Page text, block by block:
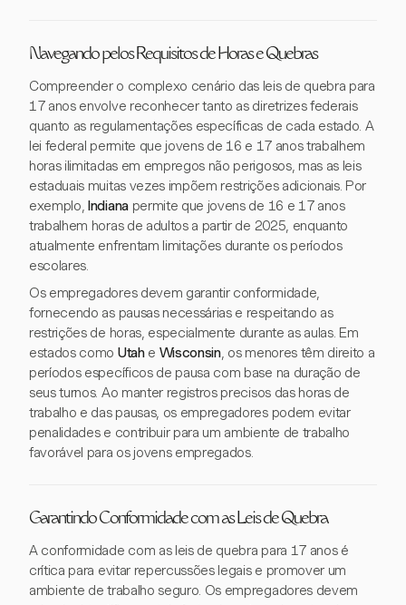
Navegando pelos Requisitos de Horas e Quebras
Compreender o complexo cenário das leis de quebra para
17 anos envolve reconhecer tanto as diretrizes federais
quanto as regulamentações específicas de cada estado. A
lei federal permite que jovens de 16 e 17 anos trabalhem
horas ilimitadas em empregos não perigosos, mas as leis
estaduais muitas vezes impõem restrições adicionais. Por
exemplo,Indianapermite que jovens de 16 e 17 anos
trabalhem horas de adultos a partir de 2025, enquanto
atualmente enfrentam limitações durante os períodos
escolares.
Os empregadores devem garantir conformidade,
fornecendo as pausas necessárias e respeitando as
restrições de horas, especialmente durante as aulas. Em
estados como Utahe Wisconsin, os menores têm direito a
períodos específicos de pausa com base na duração de
seus turnos. Ao manter registros precisos das horas de
trabalho e das pausas, os empregadores podem evitar
penalidades e contribuir para um ambiente de trabalho
favorável para os jovens empregados.
Garantindo Conformidade com as Leis de Quebra
A conformidade com as leis de quebra para 17 anos é
crítica para evitar repercussões legais e promover um
ambiente de trabalho seguro. Os empregadores devem